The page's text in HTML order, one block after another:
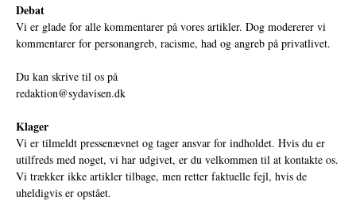
Debat
Vi er glade for alle kommentarer på vores artikler. Dog modererer vi
kommentarer for personangreb, racisme, had og angreb på privatlivet.
Du kan skrive til os på
redaktion@sydavisen.dk
Klager
Vi er tilmeldt pressenævnet og tager ansvar for indholdet. Hvis du er
utilfreds med noget, vi har udgivet, er du velkommen til at kontakte os.
Vi trækker ikke artikler tilbage, men retter faktuelle fejl, hvis de
uheldigvis er opstået.